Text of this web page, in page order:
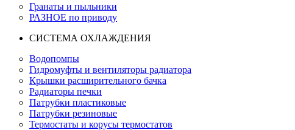
Гранаты и пыльники
РАЗНОЕ по приводу
СИСТЕМА ОХЛАЖДЕНИЯ
Водопомпы
Гидромуфты и вентиляторы радиатора
Крышки расширительного бачка
Радиаторы печки
Патрубки пластиковые
Патрубки резиновые
Термостаты и корусы термостатов